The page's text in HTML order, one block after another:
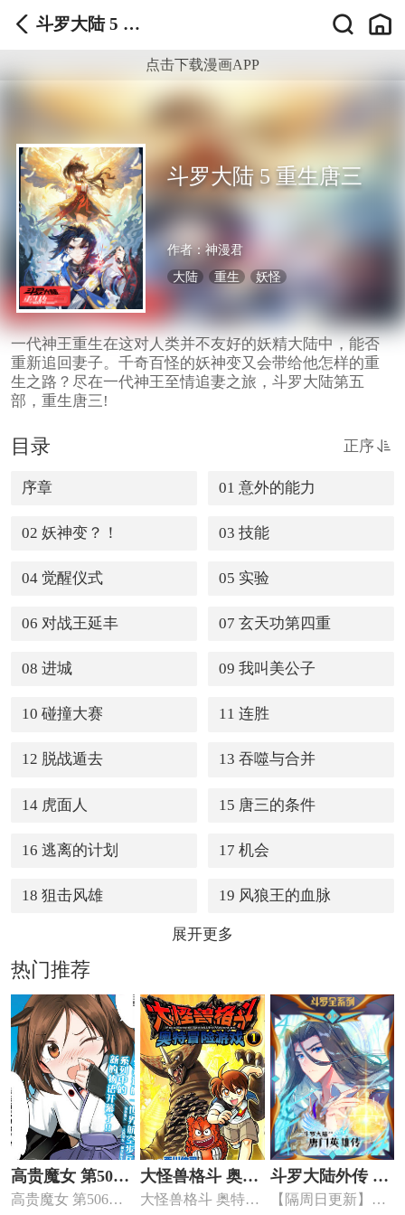
斗罗大陆 5 重
点击下载漫画APP
斗罗大陆 5 重生唐三
作者：神漫君
大陆
重生 妖怪
一代神王重生在这对人类并不友好的妖精大陆中，能否
重新追回妻子。千奇百怪的妖神变又会带给他怎样的重
生之路？尽在一代神王至情追妻之旅，斗罗大陆第五
部，重生唐三!
目录 正序
序章 01 意外的能力
02 妖神变？！ 03 技能
04 觉醒仪式 05 实验
06 对战王延丰 07 玄天功第四重
08 进城 09 我叫美公子
10 碰撞大赛 11 连胜
12 脱战遁去 13 吞噬与合并
14 虎面人 15 唐三的条件
16 逃离的计划 17 机会
18 狙击风雄 19 风狼王的血脉
展开更多
热门推荐
高贵魔女 第506
统合战斗航空团
高贵魔女 第506统
大怪兽格斗 奥特
冒险游戏
大怪兽格斗 奥特冒
斗罗大陆外传 唐
门英雄传
【隔周日更新】被